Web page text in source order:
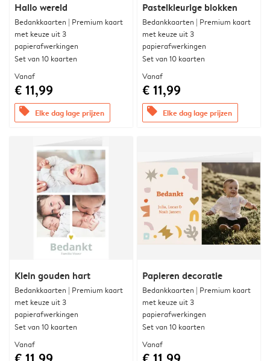
Hallo wereld
Bedankkaarten | Premium kaart
met keuze uit 3
papierafwerkingen
Set van 10 kaarten
Vanaf
€ 11,99
offers Elke dag lage prijzen
Pastelkleurige blokken
Bedankkaarten | Premium kaart
met keuze uit 3
papierafwerkingen
Set van 10 kaarten
Vanaf
€ 11,99
offers Elke dag lage prijzen
Klein gouden hart
Bedankkaarten | Premium kaart
met keuze uit 3
papierafwerkingen
Set van 10 kaarten
Vanaf
Papieren decoratie
Bedankkaarten | Premium kaart
met keuze uit 3
papierafwerkingen
Set van 10 kaarten
Vanaf